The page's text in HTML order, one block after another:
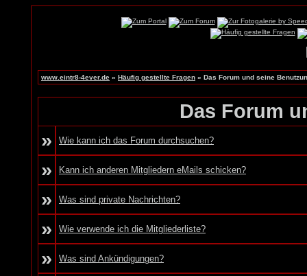
www.eintr8-4ever.de » Häufig gestellte Fragen » Das Forum und seine
Das Forum
»
Wie kann ich das Forum durchsuchen?
» Kann ich anderen Mitgliedern eMails schicken?
» Was sind private Nachrichten?
» Wie verwende ich die Mitgliederliste?
» Was sind Ankündigungen?